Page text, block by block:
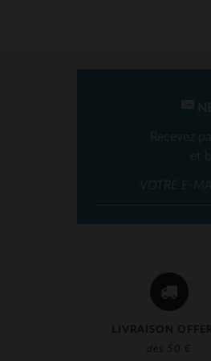
LIVRAISON
dès 50 €
Recevez
et